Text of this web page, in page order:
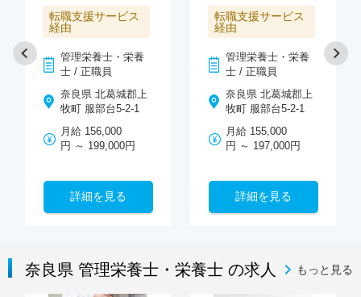
転職支援サービス
経由
管理栄養士・栄養
士 / 正職員
奈良県 北葛城郡上
牧町 服部台5-2-1
月給 156,000
円 ～ 199,000円
詳細を見る
転職支援サービス
経由
管理栄養士・栄養
士 / 正職員
奈良県 北葛城郡上
牧町 服部台5‐2‐1
月給 155,000
円 ～ 197,000円
詳細を見る
奈良県 管理栄養士・栄養士 の求人 もっと見る